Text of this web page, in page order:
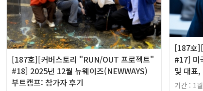
[187호
#17]
및 대표
기간 : 1월
[187호][커버스토리 "RUN/OUT 프로젝트"
#18] 2025년 12월 뉴웨이즈(NEWWAYS)
부트캠프: 참가자 후기